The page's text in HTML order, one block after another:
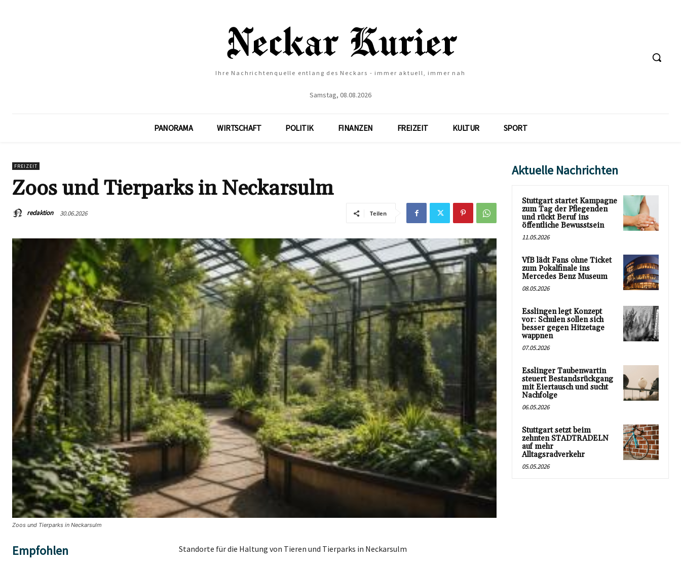
Ihre Nachrichtenquelle entlang des Neckars - immer aktuell, immer nah
Samstag, 08.08.2026
PANORAMA WIRTSCHAFT POLITIK FINANZEN FREIZEIT KULTUR SPORT
FREIZEIT
Zoos und Tierparks in Neckarsulm
redaktion 30.06.2026 Teilen
Zoos und Tierparks in Neckarsulm
Empfohlen Standorte für die Haltung von Tieren und Tierparks in Neckarsulm
Aktuelle Nachrichten
Stuttgart startet Kampagne
zum Tag der Pflegenden
und rückt Beruf ins
öffentliche Bewusstsein
11.05.2026
VfB lädt Fans ohne Ticket
zum Pokalfinale ins
Mercedes Benz Museum
08.05.2026
Esslingen legt Konzept
vor: Schulen sollen sich
besser gegen Hitzetage
wappnen
07.05.2026
Esslinger Taubenwartin
steuert Bestandsrückgang
mit Eiertausch und sucht
Nachfolge
06.05.2026
Stuttgart setzt beim
zehnten STADTRADELN
auf mehr
Alltagsradverkehr
05.05.2026